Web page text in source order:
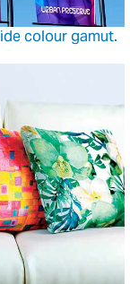
colour gamut.